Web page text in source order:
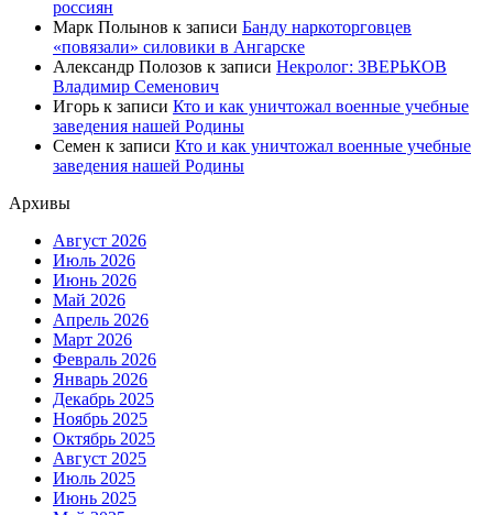
россиян
Марк Полынов к записи Банду наркоторговцев
«повязали» силовики в Ангарске
Александр Полозов к записи Некролог: ЗВЕРЬКОВ
Владимир Семенович
Игорь к записи Кто и как уничтожал военные учебные
заведения нашей Родины
Семен к записи Кто и как уничтожал военные учебные
заведения нашей Родины
Архивы
Август 2026
Июль 2026
Июнь 2026
Май 2026
Апрель 2026
Март 2026
Февраль 2026
Январь 2026
Декабрь 2025
Ноябрь 2025
Октябрь 2025
Август 2025
Июль 2025
Июнь 2025